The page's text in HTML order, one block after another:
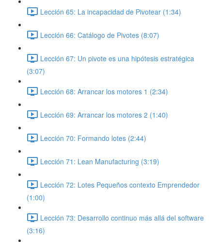
Lección 65: La incapacidad de Pivotear (1:34)
Lección 66: Catálogo de Pivotes (8:07)
Lección 67: Un pivote es una hipótesis estratégica
(3:07)
Lección 68: Arrancar los motores 1 (2:34)
Lección 69: Arrancar los motores 2 (1:40)
Lección 70: Formando lotes (2:44)
Lección 71: Lean Manufacturing (3:19)
Lección 72: Lotes Pequeños contexto Emprendedor
(1:00)
Lección 73: Desarrollo continuo más allá del software
(3:16)